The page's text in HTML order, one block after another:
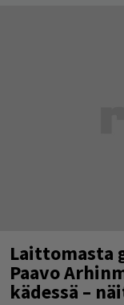
Laittomasta
Paavo
kädessä –